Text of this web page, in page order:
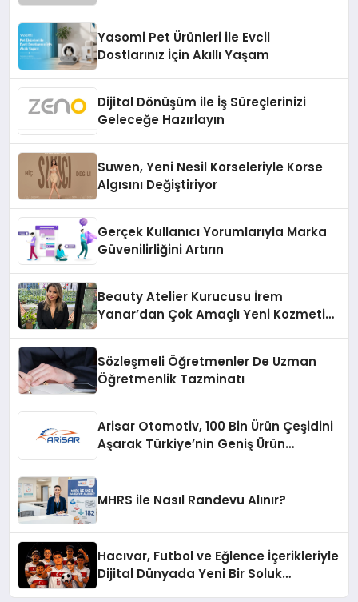
Yasomi Pet Ürünleri ile Evcil
Dostlarınız İçin Akıllı Yaşam
Dijital Dönüşüm ile İş Süreçlerinizi
Geleceğe Hazırlayın
Suwen, Yeni Nesil Korseleriyle Korse
Algısını Değiştiriyor
Gerçek Kullanıcı Yorumlarıyla Marka
Güvenilirliğini Artırın
Beauty Atelier Kurucusu İrem
Yanar’dan Çok Amaçlı Yeni Kozmetik
Sözleşmeli Öğretmenler De Uzman
Öğretmenlik Tazminatı
Arisar Otomotiv, 100 Bin Ürün Çeşidini
Aşarak Türkiye’nin Geniş Ürün
MHRS ile Nasıl Randevu Alınır?
Hacıvar, Futbol ve Eğlence İçerikleriyle
Dijital Dünyada Yeni Bir Soluk